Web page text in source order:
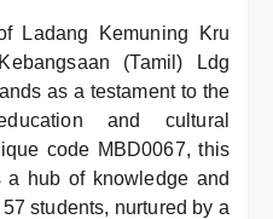
Ladang Kemuning Kru
(Tamil) Ldg
as a testament to the
and cultural
code MBD0067, this
a hub of knowledge and
students, nurtured by a